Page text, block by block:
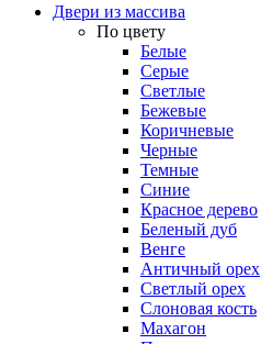
Двери из массива
По цвету
Белые
Серые
Светлые
Бежевые
Коричневые
Черные
Темные
Синие
Красное дерево
Беленый дуб
Венге
Античный орех
Светлый орех
Слоновая кость
Махагон